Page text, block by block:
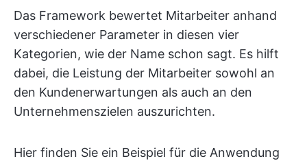
Das Framework bewertet Mitarbeiter anhand
verschiedener Parameter in diesen vier
Kategorien, wie der Name schon sagt. Es hilft
dabei, die Leistung der Mitarbeiter sowohl an
den Kundenerwartungen als auch an den
Unternehmenszielen auszurichten.
Hier finden Sie ein Beispiel für die Anwendung